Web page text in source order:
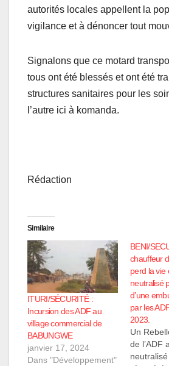
autorités locales appellent la
vigilance et à dénoncer tout
Signalons que ce motard
tous ont été blessés et ont été
structures sanitaires pour les
l’autre ici à komanda.
Rédaction
Similaire
ITURI/SÉCURITÉ :
Incursion des ADF au
village commercial de
BABUNGWE
janvier 17, 2024
Dans "Développement"
BENI/
chauffeur
perd la vie
neutralisé
d’une
par les
2023.
Un
de l’ADF